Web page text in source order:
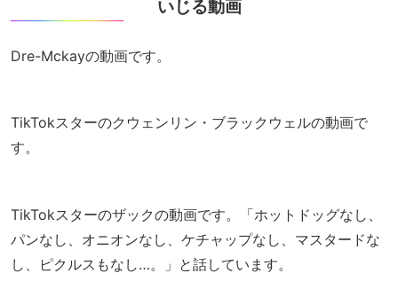
いじる動画
Dre-Mckayの動画です。
TikTokスターのクウェンリン・ブラックウェルの動画で
す。
TikTokスターのザックの動画です。「ホットドッグなし、
パンなし、オニオンなし、ケチャップなし、マスタードな
し、ピクルスもなし…。」と話しています。